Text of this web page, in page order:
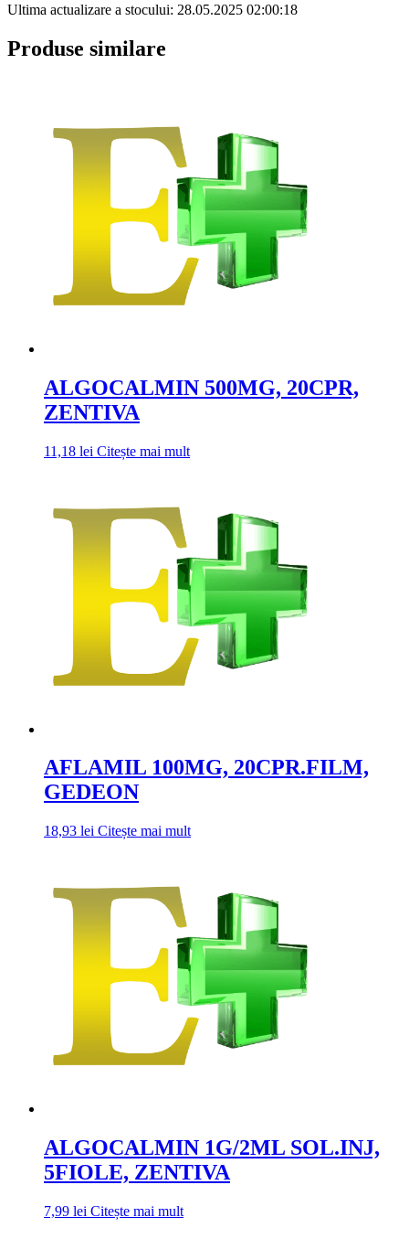
Ultima actualizare a stocului: 28.05.2025 02:00:18
Produse similare
ALGOCALMIN 500MG, 20CPR,
ZENTIVA
11,18 lei Citește mai mult
AFLAMIL 100MG, 20CPR.FILM,
GEDEON
18,93 lei Citește mai mult
ALGOCALMIN 1G/2ML SOL.INJ,
5FIOLE, ZENTIVA
7,99 lei Citește mai mult